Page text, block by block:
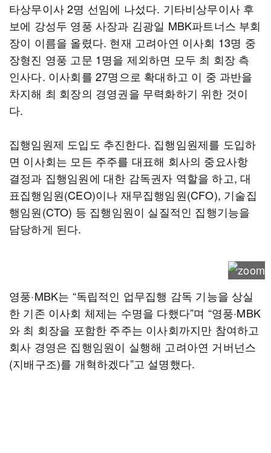
타상무이사 2명 선임에 나섰다. 기타비상무이사 후
보에 강성두 영풍 사장과 김광일 MBK파트너스 부회
장이 이름을 올렸다. 현재 고려아연 이사회 13명 중
장형진 영풍 고문 1명을 제외하면 모두 최 회장 측
인사다. 이사회를 27명으로 확대하고 이 중 과반을
차지해 최 회장의 경영권을 무력화하기 위한 것이
다.
집행임원제 도입도 추진한다. 집행임원제를 도입하
면 이사회는 모든 주주를 대표해 회사의 중요사항
결정과 집행임원에 대한 감독권자 역할을 하고, 대
표집행임원(CEO)이나 재무집행임원(CFO), 기술집
행임원(CTO) 등 집행임원이 실질적인 집행기능을
담당하게 된다.
영풍·MBK는 “독립적인 업무집행 감독 기능을 상실
한 기존 이사회 체제는 수명을 다했다”며 “영풍·MBK
와 최 회장을 포함한 주주는 이사회까지만 참여하고
회사 경영은 집행임원이 실행해 고려아연 거버넌스
(지배구조)를 개혁하겠다”고 설명했다.